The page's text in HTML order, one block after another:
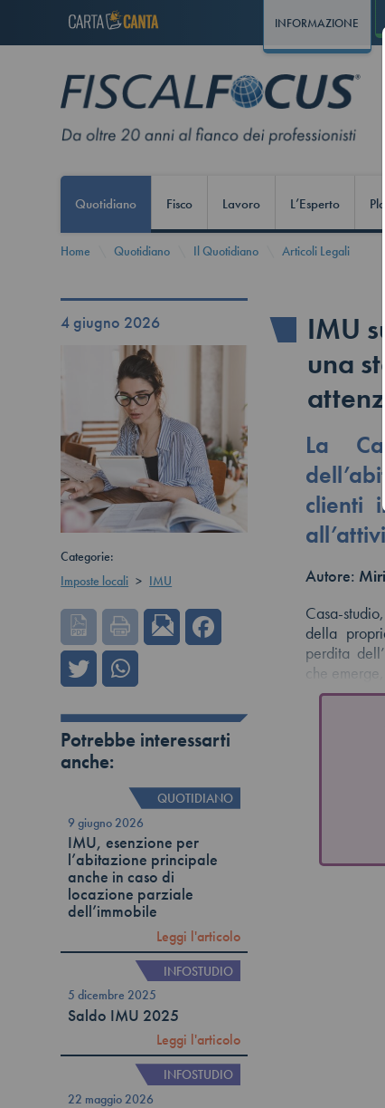
INFORMAZIONE
Quotidiano Fisco Lavoro L’Esperto
Home Quotidiano Il Quotidiano Articoli Legali
4 giugno 2026
Categorie:
Imposte locali > IMU
Potrebbe interessarti
anche:
QUOTIDIANO
9 giugno 2026
IMU, esenzione per
l’abitazione principale
anche in caso di
locazione parziale
dell’immobile
Leggi l'articolo
INFOSTUDIO
5 dicembre 2025
Saldo IMU 2025
Leggi l'articolo
INFOSTUDIO
22 maggio 2026
IMU
una
La
clienti
Autore:
Casa-
della
perdita
che